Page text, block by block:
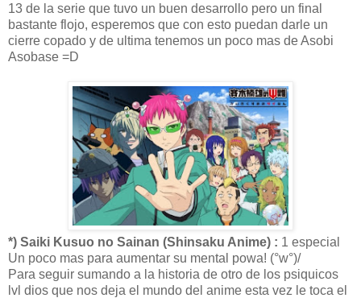
13 de la serie que tuvo un buen desarrollo pero un final
bastante flojo, esperemos que con esto puedan darle un
cierre copado y de ultima tenemos un poco mas de Asobi
Asobase =D
*) Saiki Kusuo no Sainan (Shinsaku Anime) : 1 especial
Un poco mas para aumentar su mental powa! (°w°)/
Para seguir sumando a la historia de otro de los psiquicos
lvl dios que nos deja el mundo del anime esta vez le toca el